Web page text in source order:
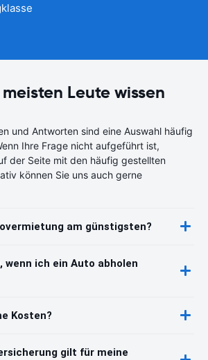
Leute wissen
und Antworten sind eine Auswahl häufig
Ihre Frage nicht aufgeführt ist,
der Seite mit den häufig gestellten
können Sie uns auch gerne
am günstigsten?
wenn ich ein Auto abholen
Kosten?
gilt für meine